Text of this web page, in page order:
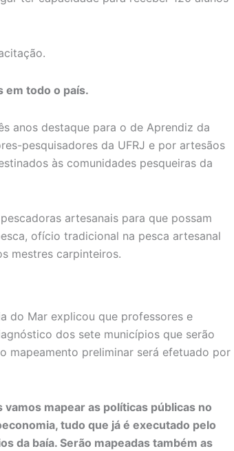
em todo o país.
anos destaque para o de Aprendiz da
pesquisadores da UFRJ e por artesãos
às comunidades pesqueiras da
artesanais para que possam
ofício tradicional na pesca artesanal
mestres carpinteiros.
do Mar explicou que professores e
dos sete municípios que serão
mapeamento preliminar será efetuado por
mapear as políticas públicas no
tudo que já é executado pelo
da baía. Serão mapeadas também as